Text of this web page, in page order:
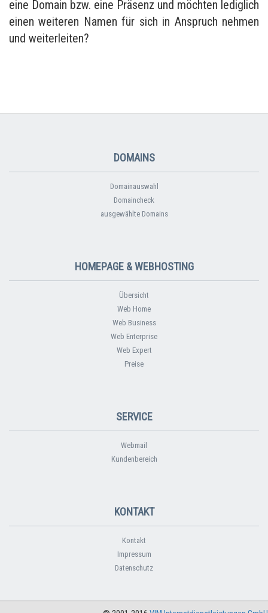
eine Domain bzw. eine Präsenz und möchten lediglich
einen weiteren Namen für sich in Anspruch nehmen
und weiterleiten?
DOMAINS
Domainauswahl
Domaincheck
ausgewählte Domains
HOMEPAGE & WEBHOSTING
Übersicht
Web Home
Web Business
Web Enterprise
Web Expert
Preise
SERVICE
Webmail
Kundenbereich
KONTAKT
Kontakt
Impressum
Datenschutz